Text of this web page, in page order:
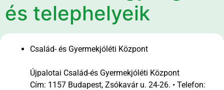
és telephelyeik
Család- és Gyermekjóléti Központ
Újpalotai Család-és Gyermekjóléti Központ
Cím: 1157 Budapest, Zsókavár u. 24-26. • Telefon: